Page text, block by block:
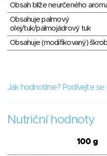
Obsah blíže neurčeného
Obsahuje palmový
olej/tuk/palmojádrový tuk
Obsahuje (modifikovaný)
Jak hodnotíme? Podívejte
Nutriční hodnoty
100 g